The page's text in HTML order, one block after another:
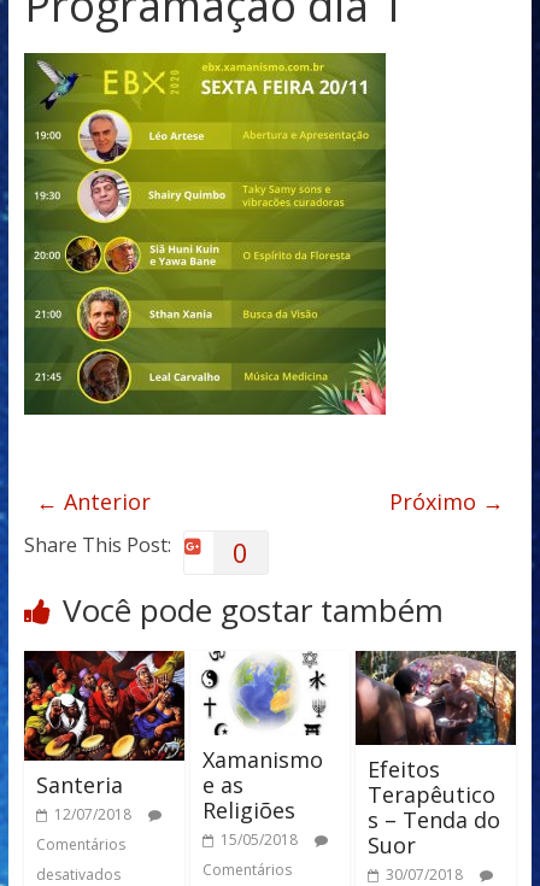
← Anterior Próximo →
Share This Post: 0
Você pode gostar também
Santeria
12/07/2018
Comentários
desativados
Xamanismo
e as
Religiões
15/05/2018
Comentários
Efeitos
Terapêutico
s – Tenda do
Suor
30/07/2018